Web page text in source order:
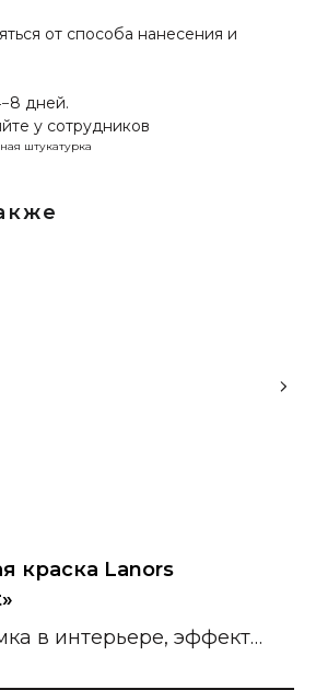
от способа нанесения и
дней.
у сотрудников
штукатурка
краска Lanors
в интерьере, эффект